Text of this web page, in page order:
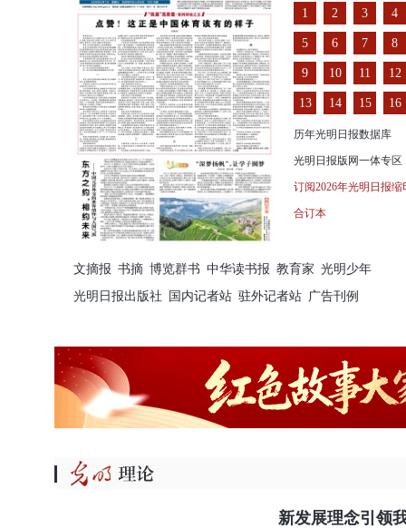
1
2 3 4
5 6 7 8
9 10 11 12
13 14 15 16
历年光明日报数据库
光明日报版网一体专区
订阅2026年光明日报缩
合订本
文摘报 书摘 博览群书 中华读书报 教育家 光明少年
光明日报出版社
国内记者站 驻外记者站 广告刊例
新发展理念引领